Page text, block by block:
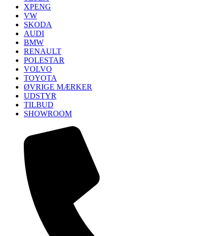
XPENG
VW
SKODA
AUDI
BMW
RENAULT
POLESTAR
VOLVO
TOYOTA
ØVRIGE MÆRKER
UDSTYR
TILBUD
SHOWROOM